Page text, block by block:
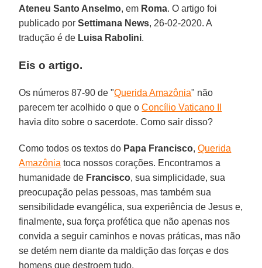
Ateneu Santo Anselmo, em Roma. O artigo foi
publicado porSettimana News, 26-02-2020. A
tradução é de Luisa Rabolini.
Eis o artigo.
Os números 87-90 de "Querida Amazônia" não
parecem ter acolhido o que oConcílio Vaticano II
havia dito sobre o sacerdote. Como sair disso?
Como todos os textos do Papa Francisco,Querida
Amazônia toca nossos corações. Encontramos a
humanidade de Francisco, sua simplicidade, sua
preocupação pelas pessoas, mas também sua
sensibilidade evangélica, sua experiência de Jesus e,
finalmente, sua força profética que não apenas nos
convida a seguir caminhos e novas práticas, mas não
se detém nem diante da maldição das forças e dos
homens que destroem tudo.